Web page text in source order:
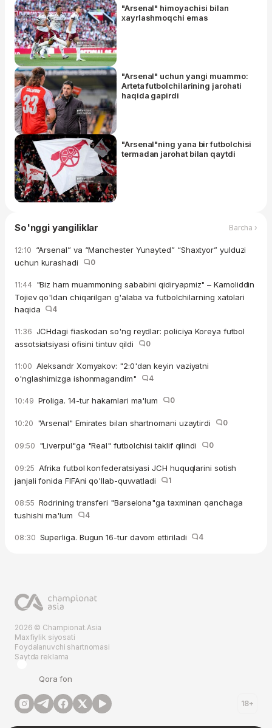
"Arsenal" himoyachisi bilan
xayrlashmoqchi emas
"Arsenal" uchun yangi muammo:
Arteta futbolchilarining jarohati
haqida gapirdi
"Arsenal"ning yana bir futbolchisi
termadan jarohat bilan qaytdi
So'nggi yangiliklar Barcha ›
12:10 “Arsenal” va “Manchester Yunayted” “Shaxtyor” yulduzi
uchun kurashadi
0
11:44 "Biz ham muammoning sababini qidiryapmiz" – Kamoliddin
Tojiev qo'ldan chiqarilgan g'alaba va futbolchilarning xatolari
haqida
4
11:36 JCHdagi fiaskodan so'ng reydlar: policiya Koreya futbol
assotsiatsiyasi ofisini tintuv qildi
0
11:00 Aleksandr Xomyakov: "2:0'dan keyin vaziyatni
o'nglashimizga ishonmagandim"
4
10:49 Proliga. 14-tur hakamlari ma'lum 0
10:20 "Arsenal" Emirates bilan shartnomani uzaytirdi 0
09:50 "Liverpul"ga "Real" futbolchisi taklif qilindi 0
09:25 Afrika futbol konfederatsiyasi JCH huquqlarini sotish
janjali fonida FIFAni qo'llab-quvvatladi
1
08:55 Rodrining transferi "Barselona"ga taxminan qanchaga
tushishi ma'lum
4
08:30 Superliga. Bugun 16-tur davom ettiriladi 4
2026 © Championat.Asia
Maxfiylik siyosati
Foydalanuvchi shartnomasi
Saytda reklama
Qora fon
18+